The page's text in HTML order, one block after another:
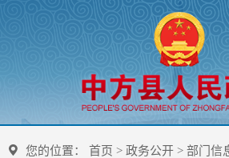
您的位置： 首页 > 政务公开> 部门信